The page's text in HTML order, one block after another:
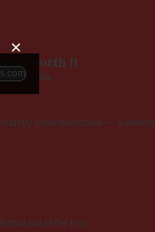
×
is worth it
party data.
understandable — a
out of the box.